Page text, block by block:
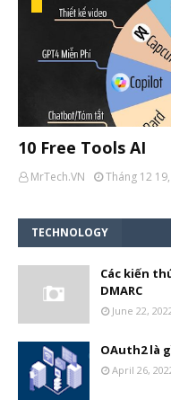
10 Free Tools AI
MrTech.VN Tháng 12
TECHNOLOGY
Các kiến
DMARC
June 22,
OAuth2 là
April 26,